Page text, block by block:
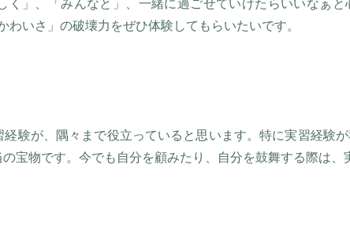
」、「みんなと」、一緒に過ごせていけたらいいなぁと
わいさ」の破壊力をぜひ体験してもらいたいです。
験が、隅々まで役立っていると思います。特に実習経験
宝物です。今でも自分を顧みたり、自分を鼓舞する際は、